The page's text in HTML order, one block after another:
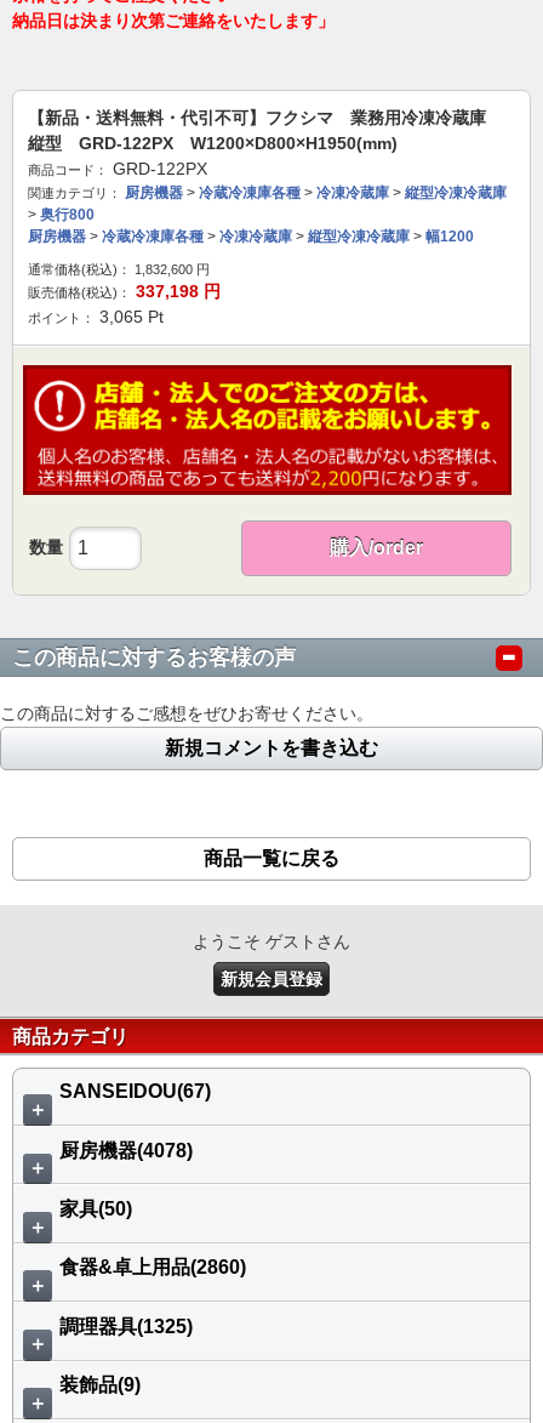
納品日は決まり次第ご連絡をいたします」
【新品・送料無料・代引不可】フクシマ 業務用冷凍冷蔵庫
縦型 GRD-122PX W1200×D800×H1950(mm)
商品コード： GRD-122PX
関連カテゴリ： 厨房機器 > 冷蔵冷凍庫各種 > 冷凍冷蔵庫 > 縦型冷凍冷蔵庫
> 奥行800
厨房機器 > 冷蔵冷凍庫各種 > 冷凍冷蔵庫 > 縦型冷凍冷蔵庫 > 幅1200
通常価格(税込)： 1,832,600 円
販売価格(税込)：
337,198 円
ポイント： 3,065 Pt
数量 購入/order
この商品に対するお客様の声
この商品に対するご感想をぜひお寄せください。
新規コメントを書き込む
商品一覧に戻る
ようこそ ゲストさん
新規会員登録
商品カテゴリ
＋
SANSEIDOU(67)
＋
厨房機器(4078)
＋
家具(50)
＋
食器&卓上用品(2860)
＋
調理器具(1325)
＋
装飾品(9)